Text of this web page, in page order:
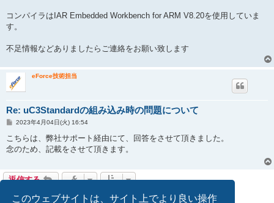
このウェブサイトは、サイト上でより良い操作
コンパイラはIAR Embedded Workbench for ARM V8.20を使用していま
す。
不足情報などありましたらご連絡をお願い致します
eForce技術担当
Re: uC3Standardの組み込み時の問題について
投
記
事
2023年4月04日(火) 16:54
こちらは、弊社サポート経由にて、回答をさせて頂きました。
念のため、記載をさせて頂きます。
返信する
2 件の記事 • ページ ／ 1